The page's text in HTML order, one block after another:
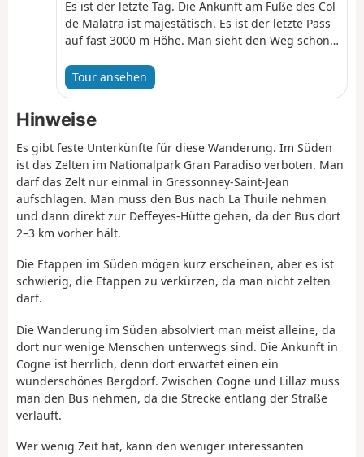
Es ist der letzte Tag. Die Ankunft am Fuße des Col
de Malatra ist majestätisch. Es ist der letzte Pass
auf fast 3000 m Höhe. Man sieht den Weg schon
mit der Einsamkeit. Ab der Bonatti-Hütte trifft
man wieder auf den TMB und seine ganze Horde
von Wanderern. Der Abstieg nach Courmayeur ist
herrlich, aber sobald man auf der Straße ist, zieht
es sich sehr in die Länge.
Tour ansehen
Hinweise
Es gibt feste Unterkünfte für diese Wanderung. Im Süden
ist das Zelten im Nationalpark Gran Paradiso verboten. Man
darf das Zelt nur einmal in Gressonney-Saint-Jean
aufschlagen. Man muss den Bus nach La Thuile nehmen
und dann direkt zur Deffeyes-Hütte gehen, da der Bus dort
2–3 km vorher hält.
Die Etappen im Süden mögen kurz erscheinen, aber es ist
schwierig, die Etappen zu verkürzen, da man nicht zelten
darf.
Die Wanderung im Süden absolviert man meist alleine, da
dort nur wenige Menschen unterwegs sind. Die Ankunft in
Cogne ist herrlich, denn dort erwartet einen ein
wunderschönes Bergdorf. Zwischen Cogne und Lillaz muss
man den Bus nehmen, da die Strecke entlang der Straße
verläuft.
Wer wenig Zeit hat, kann den weniger interessanten